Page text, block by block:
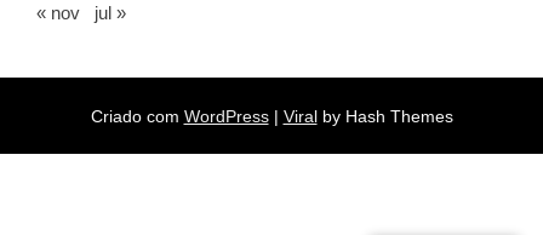
« nov jul »
Criado com WordPress | Viralby Hash Themes